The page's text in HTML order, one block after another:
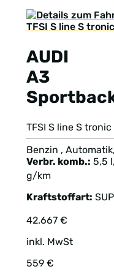
AUDI
A3
TFSI S line S tronic
Benzin ,
Verbr. komb.: 5,5
g/km
Kraftstoffart:
42.667 €
inkl. MwSt
559 €